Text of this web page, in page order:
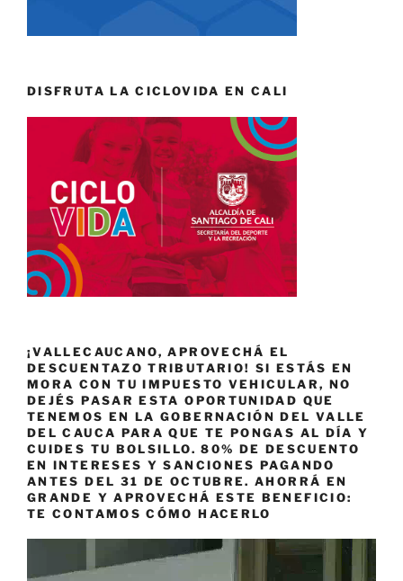
DISFRUTA LA CICLOVIDA EN CALI
¡VALLECAUCANO, APROVECHÁ EL
DESCUENTAZO TRIBUTARIO! SI ESTÁS EN
MORA CON TU IMPUESTO VEHICULAR, NO
DEJÉS PASAR ESTA OPORTUNIDAD QUE
TENEMOS EN LA GOBERNACIÓN DEL VALLE
DEL CAUCA PARA QUE TE PONGAS AL DÍA Y
CUIDES TU BOLSILLO. 80% DE DESCUENTO
EN INTERESES Y SANCIONES PAGANDO
ANTES DEL 31 DE OCTUBRE. AHORRÁ EN
GRANDE Y APROVECHÁ ESTE BENEFICIO:
TE CONTAMOS CÓMO HACERLO